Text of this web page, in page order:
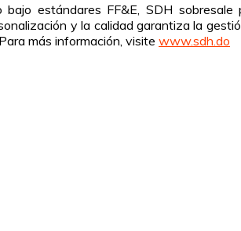
estándares FF&E, SDH
y la calidad garantiza la
más información, visite www.sdh.do